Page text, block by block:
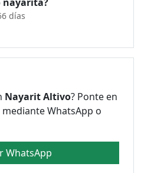
días
Nayarit Altivo? Ponte en
WhatsApp o
WhatsApp